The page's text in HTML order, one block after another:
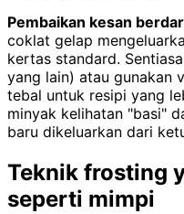
Pembaikan kesan
coklat gelap
kertas standard.
yang lain) atau gunakan
tebal untuk resipi yang
minyak kelihatan "basi"
baru dikeluarkan dari
Teknik frosting
seperti mimpi